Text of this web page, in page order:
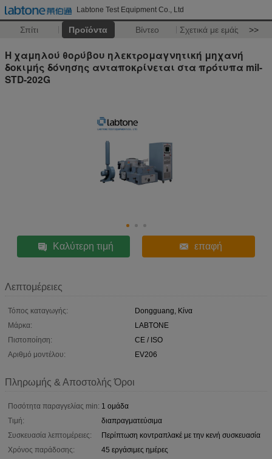
Labtone Test Equipment Co., Ltd
Σπίτι Προϊόντα Βίντεο Σχετικά με εμάς >>
Η χαμηλού θορύβου ηλεκτρομαγνητική μηχανή
δοκιμής δόνησης ανταποκρίνεται στα πρότυπα mil-
STD-202G
Καλύτερη τιμή επαφή
Λεπτομέρειες
Τόπος καταγωγής:
Dongguang, Κίνα
Μάρκα:
LABTONE
Πιστοποίηση:
CE / ISO
Αριθμό μοντέλου:
EV206
Πληρωμής & Αποστολής Όροι
Ποσότητα παραγγελίας min: 1 ομάδα
Τιμή:
διαπραγματεύσιμα
Συσκευασία λεπτομέρειες:
Περίπτωση κοντραπλακέ με την κενή συσκευασία
Χρόνος παράδοσης:
45 εργάσιμες ημέρες